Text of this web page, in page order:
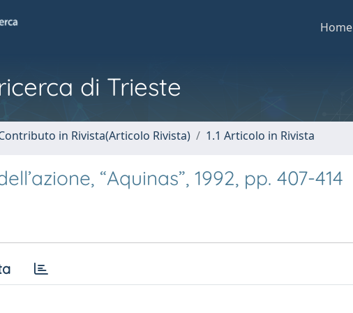
Home
di Trieste
in Rivista(Articolo Rivista) 1.1 Articolo in Rivista
“Aquinas”, 1992, pp. 407-414